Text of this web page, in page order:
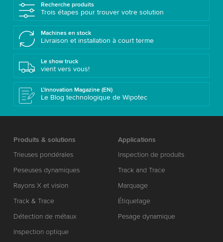
Recherche produits
Trois étapes pour trouver votre solution
Machines en stock
Livraison et installation à court terme
Le show truck
vient vers vous!
L’Innovation Magazine (EN)
Le Blog technologique de Wipotec
Produits & solutions
Trieuses pondérales
Peseuses dynamiques
Rayons X et vision
Track & Trace
Détection de métaux
Inspection optique
Applications
Inspection de produits
Track and Trace
Marquage
Étiquetage
Pesage dynamique